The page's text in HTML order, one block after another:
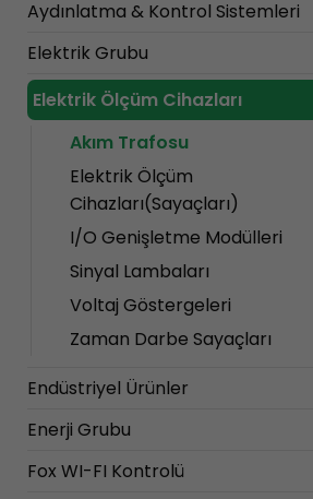
Aydınlatma & Kontrol Sistemleri
Elektrik Grubu
Elektrik Ölçüm Cihazları
Akım Trafosu
Elektrik Ölçüm
Cihazları(Sayaçları)
I/O Genişletme Modülleri
Sinyal Lambaları
Voltaj Göstergeleri
Zaman Darbe Sayaçları
Endüstriyel Ürünler
Enerji Grubu
Fox WI-FI Kontrolü